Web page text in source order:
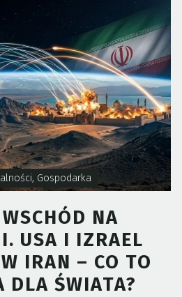
, Gospodarka
NA
USA I IZRAEL
IRAN – CO TO
DLA ŚWIATA?